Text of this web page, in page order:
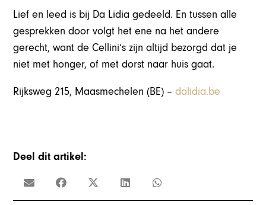
Lief en leed is bij Da Lidia gedeeld. En tussen alle
gesprekken door volgt het ene na het andere
gerecht, want de Cellini’s zijn altijd bezorgd dat je
niet met honger, of met dorst naar huis gaat.
Rijksweg 215, Maasmechelen (BE) –dalidia.be
Deel dit artikel: